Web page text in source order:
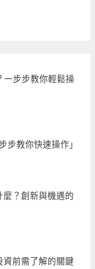
一步步教你輕鬆操
步教你快速操作」
麼？創新與機遇的
資前需了解的關鍵